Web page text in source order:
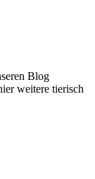
Blog
weitere tierisch